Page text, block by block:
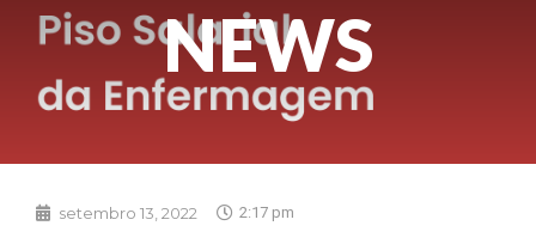
NEWS
setembro 13, 2022 2:17 pm